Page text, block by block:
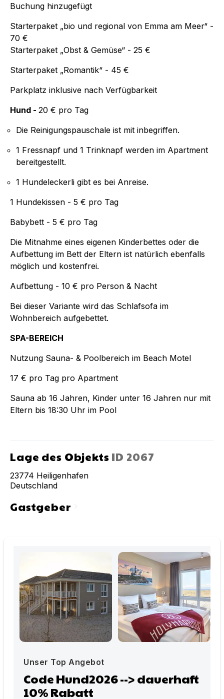
Buchung hinzugefügt
Starterpaket „bio und regional von Emma am Meer“ -
70 €
Starterpaket „Obst & Gemüse“ - 25 €
Starterpaket „Romantik“ - 45 €
Parkplatz inklusive nach Verfügbarkeit
Hund - 20 € pro Tag
Die Reinigungspauschale ist mit inbegriffen.
1 Fressnapf und 1 Trinknapf werden im Apartment
bereitgestellt.
1 Hundeleckerli gibt es bei Anreise.
1 Hundekissen - 5 € pro Tag
Babybett - 5 € pro Tag
Die Mitnahme eines eigenen Kinderbettes oder die
Aufbettung im Bett der Eltern ist natürlich ebenfalls
möglich und kostenfrei.
Aufbettung - 10 € pro Person & Nacht
Bei dieser Variante wird das Schlafsofa im
Wohnbereich aufgebettet.
SPA-BEREICH
Nutzung Sauna- & Poolbereich im Beach Motel
17 € pro Tag pro Apartment
Sauna ab 16 Jahren, Kinder unter 16 Jahren nur mit
Eltern bis 18:30 Uhr im Pool
Lage des Objekts ID 2067
23774 Heiligenhafen
Deutschland
Gastgeberchevron_right
Unser Top Angebot
Code Hund2026 --> dauerhaft
10% Rabatt